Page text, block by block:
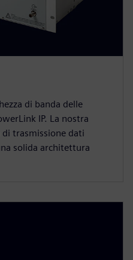
di banda delle
IP. La nostra
di trasmissione dati
solida architettura